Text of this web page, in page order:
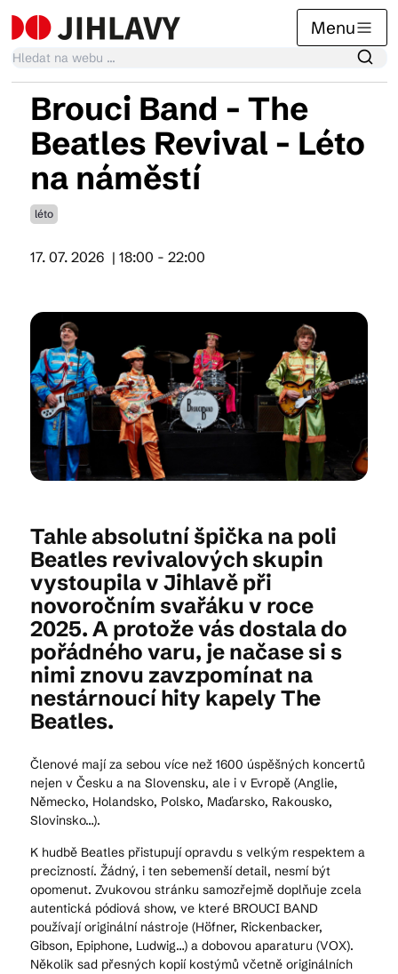
Menu
Kalendář akcí
Tradiční akce
Články
Suvenýry
Praktické info
Kam vyrazit
CS EN DE
© 2026 Brána Jihlavy
Brouci Band - The
Beatles Revival - Léto
na náměstí
léto
17. 07. 2026 | 18:00 - 22:00
Tahle absolutní špička na poli
Beatles revivalových skupin
vystoupila v Jihlavě při
novoročním svařáku v roce
2025. A protože vás dostala do
pořádného varu, je načase si s
nimi znovu zavzpomínat na
nestárnoucí hity kapely The
Beatles.
Členové mají za sebou více než 1600 úspěšných koncertů
nejen v Česku a na Slovensku, ale i v Evropě (Anglie,
Německo, Holandsko, Polsko, Maďarsko, Rakousko,
Slovinsko…).
K hudbě Beatles přistupují opravdu s velkým respektem a
precizností. Žádný, i ten sebemenší detail, nesmí být
opomenut. Zvukovou stránku samozřejmě doplňuje zcela
autentická pódiová show, ve které BROUCI BAND
používají originální nástroje (Höfner, Rickenbacker,
Gibson, Epiphone, Ludwig…) a dobovou aparaturu (VOX).
Několik sad přesných kopií kostýmů včetně originálních